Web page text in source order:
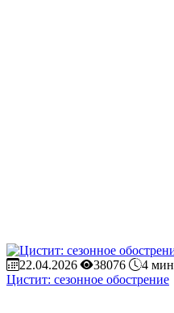
22.04.2026 38076 4 мин
Цистит: сезонное обострение